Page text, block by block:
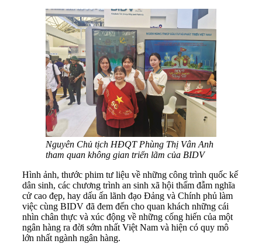
Nguyên Chủ tịch HĐQT Phùng Thị Vân Anh
tham quan không gian triển lãm của BIDV
Hình ảnh, thước phim tư liệu về những công trình quốc kế
dân sinh, các chương trình an sinh xã hội thấm đẫm nghĩa
cử cao đẹp, hay dấu ấn lãnh đạo Đảng và Chính phủ làm
việc cùng BIDV đã đem đến cho quan khách những cái
nhìn chân thực và xúc động về những cống hiến của một
ngân hàng ra đời sớm nhất Việt Nam và hiện có quy mô
lớn nhất ngành ngân hàng.